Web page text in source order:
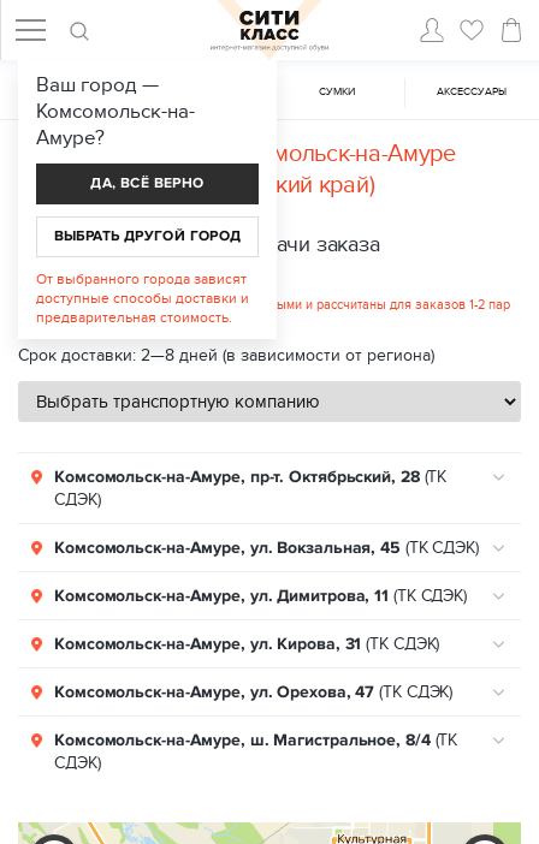
ЖЕНСКАЯ ОБУВЬ CУМКИ АКСЕССУАРЫ
Доставка в
Комсомольск-на-Амуре
(Хабаровский край)
Пункты выдачи заказа
Стоимость услуги: от 300 руб.
Указанные цены являются ориентировочными и рассчитаны для заказов 1-2 пар
обуви.
Срок доставки: 2—8 дней (в зависимости от региона)
Комсомольск-на-Амуре, пр-т. Октябрьский, 28(ТК
СДЭК)
Комсомольск-на-Амуре, ул. Вокзальная, 45 (ТК СДЭК)
Комсомольск-на-Амуре, ул. Димитрова, 11 (ТК СДЭК)
Комсомольск-на-Амуре, ул. Кирова, 31 (ТК СДЭК)
Комсомольск-на-Амуре, ул. Орехова, 47 (ТК СДЭК)
Комсомольск-на-Амуре, ш. Магистральное, 8/4(ТК
СДЭК)
Ваш город —
Комсомольск-на-
Амуре?
ДА, ВСЁ ВЕРНО
ВЫБРАТЬ ДРУГОЙ ГОРОД
От выбранного города зависят
доступные способы доставки и
предварительная стоимость.